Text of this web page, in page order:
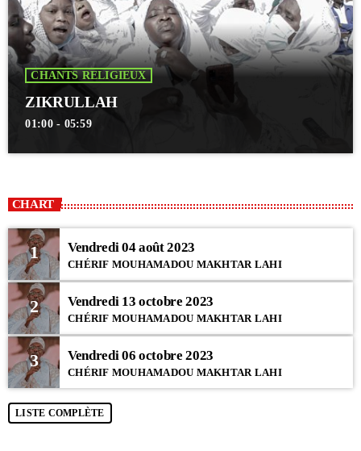
CHANTS RELIGIEUX
ZIKRULLAH
01:00 - 05:59
CHART
1 Vendredi 04 août 2023
CHÉRIF MOUHAMADOU MAKHTAR LAHI
2 Vendredi 13 octobre 2023
CHÉRIF MOUHAMADOU MAKHTAR LAHI
3 Vendredi 06 octobre 2023
CHÉRIF MOUHAMADOU MAKHTAR LAHI
LISTE COMPLÈTE